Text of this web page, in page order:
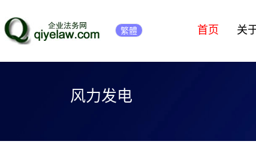
繁體 首页 关
风力发电